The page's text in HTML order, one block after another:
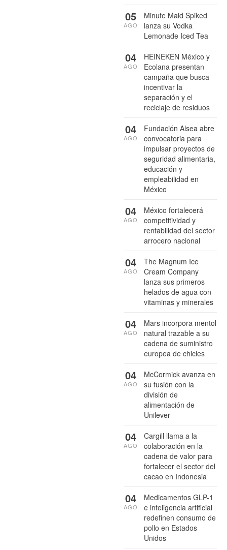
Minute Maid Spiked
lanza su Vodka
Lemonade Iced Tea
05
AGO
HEINEKEN México y
Ecolana presentan
campaña que busca
incentivar la
separación y el
reciclaje de residuos
04
AGO
Fundación Alsea abre
convocatoria para
impulsar proyectos de
seguridad alimentaria,
educación y
empleabilidad en
México
04
AGO
México fortalecerá
competitividad y
rentabilidad del sector
arrocero nacional
04
AGO
The Magnum Ice
Cream Company
lanza sus primeros
helados de agua con
vitaminas y minerales
04
AGO
Mars incorpora mentol
natural trazable a su
cadena de suministro
europea de chicles
04
AGO
McCormick avanza en
su fusión con la
división de
alimentación de
Unilever
04
AGO
Cargill llama a la
colaboración en la
cadena de valor para
fortalecer el sector del
cacao en Indonesia
04
AGO
Medicamentos GLP-1
e inteligencia artificial
redefinen consumo de
pollo en Estados
Unidos
04
AGO